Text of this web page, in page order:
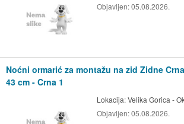
Objavljen:05.08.2026.
Noćni ormarić za montažu na zid Zidne
43 cm - Crna 1
Lokacija:Velika Gorica -
Objavljen:05.08.2026.